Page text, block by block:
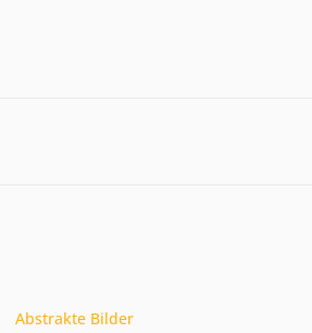
Abstrakte Bilder